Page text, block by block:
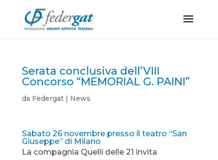
Serata conclusiva dell’VIII
Concorso “MEMORIAL G. PAINI”
da Federgat| News
Sabato 26 novembre presso il teatro “San
Giuseppe” di Milano
La compagnia Quelli delle 21 invita